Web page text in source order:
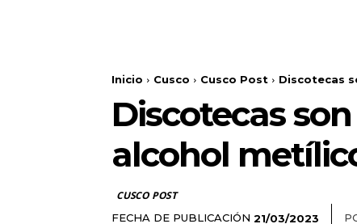
Inicio Cusco Cusco Post Discotecas
Discotecas
alcohol
CUSCO POST
FECHA DE PUBLICACIÓN 21/03/2023